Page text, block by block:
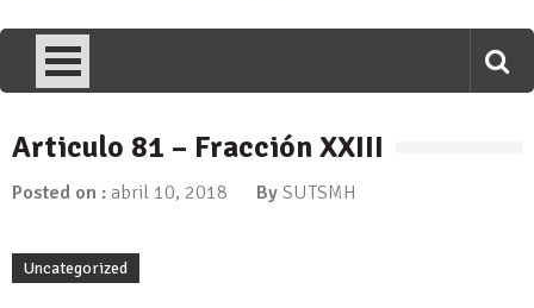
Articulo 81 – Fracción XXIII
Posted on : abril 10, 2018 By SUTSMH
Uncategorized